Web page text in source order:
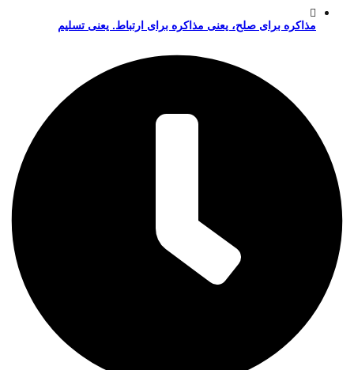
مذاکره برای صلح، یعنی مذاکره برای ارتباط. یعنی تسلیم